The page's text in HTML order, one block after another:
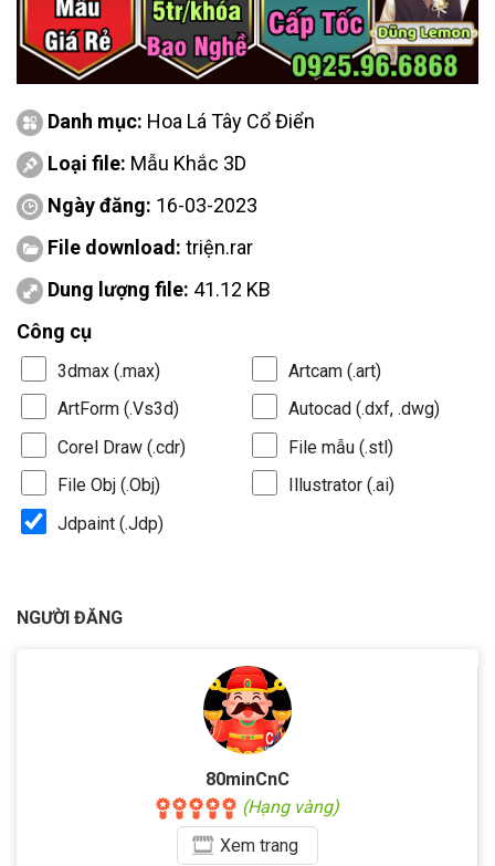
Danh mục: Hoa Lá Tây Cổ Điển
Loại file: Mẫu Khắc 3D
Ngày đăng: 16-03-2023
File download: triện.rar
Dung lượng file: 41.12 KB
Công cụ
3dmax (.max)
Artcam (.art)
ArtForm (.Vs3d)
Autocad (.dxf, .dwg)
Corel Draw (.cdr)
File mẫu (.stl)
File Obj (.Obj)
Illustrator (.ai)
Jdpaint (.Jdp)
NGƯỜI ĐĂNG
80minCnC
(Hạng vàng)
Xemtrang